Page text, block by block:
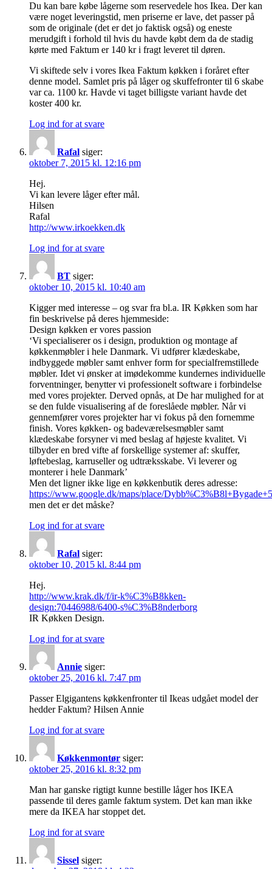
Du kan bare købe lågerne som reservedele hos Ikea. Der kan
være noget leveringstid, men priserne er lave, det passer på
som de originale (det er det jo faktisk også) og eneste
merudgift i forhold til hvis du havde købt dem da de stadig
kørte med Faktum er 140 kr i fragt leveret til døren.
Vi skiftede selv i vores Ikea Faktum køkken i foråret efter
denne model. Samlet pris på låger og skuffefronter til 6 skabe
var ca. 1100 kr. Havde vi taget billigste variant havde det
koster 400 kr.
Log ind for at svare
Rafal siger:
oktober 7, 2015 kl. 12:16 pm
Hej.
Vi kan levere låger efter mål.
Hilsen
Rafal
http://www.irkoekken.dk
Log ind for at svare
BT siger:
oktober 10, 2015 kl. 10:40 am
Kigger med interesse – og svar fra bl.a. IR Køkken som har
fin beskrivelse på deres hjemmeside:
Design køkken er vores passion
‘Vi specialiserer os i design, produktion og montage af
køkkenmøbler i hele Danmark. Vi udfører klædeskabe,
indbyggede møbler samt enhver form for specialfremstillede
møbler. Idet vi ønsker at imødekomme kundernes individuelle
forventninger, benytter vi professionelt software i forbindelse
med vores projekter. Derved opnås, at De har mulighed for at
se den fulde visualisering af de foreslåede møbler. Når vi
gennemfører vores projekter har vi fokus på den fornemme
finish. Vores køkken- og badeværelsesmøbler samt
klædeskabe forsyner vi med beslag af højeste kvalitet. Vi
tilbyder en bred vifte af forskellige systemer af: skuffer,
løftebeslag, karruseller og udtræksskabe. Vi leverer og
monterer i hele Danmark’
Men det ligner ikke lige en køkkenbutik deres adresse:
https://www.google.dk/maps/place/
men det er det måske?
Log ind for at svare
Rafal siger:
oktober 10, 2015 kl. 8:44 pm
Hej.
http://www.krak.dk/f/ir-k%C3%B8kken-
design:70446988/6400-s%C3%B8nderborg
IR Køkken Design.
Log ind for at svare
Annie siger:
oktober 25, 2016 kl. 7:47 pm
Passer Elgigantens køkkenfronter til Ikeas udgået model der
hedder Faktum? Hilsen Annie
Log ind for at svare
Køkkenmontør siger:
oktober 25, 2016 kl. 8:32 pm
Man har ganske rigtigt kunne bestille låger hos IKEA
passende til deres gamle faktum system. Det kan man ikke
mere da IKEA har stoppet det.
Log ind for at svare
Sissel siger: